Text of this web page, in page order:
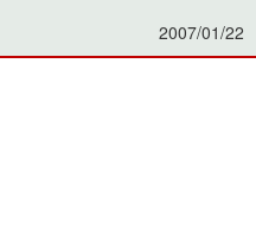
2007/01/22